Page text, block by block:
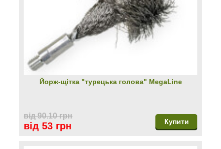
Йорж-щітка "турецька голова" MegaLine
від 90.10 грн
від 53 грн Купити